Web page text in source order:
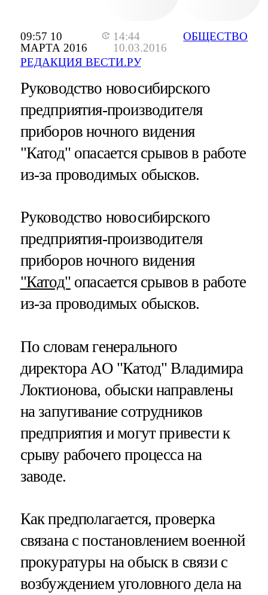
09:57 10
МАРТА 2016
14:44
10.03.2016
РЕДАКЦИЯ ВЕСТИ.РУ
ОБЩЕСТВО
Руководство новосибирского
предприятия-производителя
приборов ночного видения
"Катод" опасается срывов в работе
из-за проводимых обысков.
Руководство новосибирского
предприятия-производителя
приборов ночного видения
"Катод"опасается срывов в работе
из-за проводимых обысков.
По словам генерального
директора АО "Катод" Владимира
Локтионова, обыски направлены
на запугивание сотрудников
предприятия и могут привести к
срыву рабочего процесса на
заводе.
Как предполагается, проверка
связана с постановлением военной
прокуратуры на обыск в связи с
возбуждением уголовного дела на